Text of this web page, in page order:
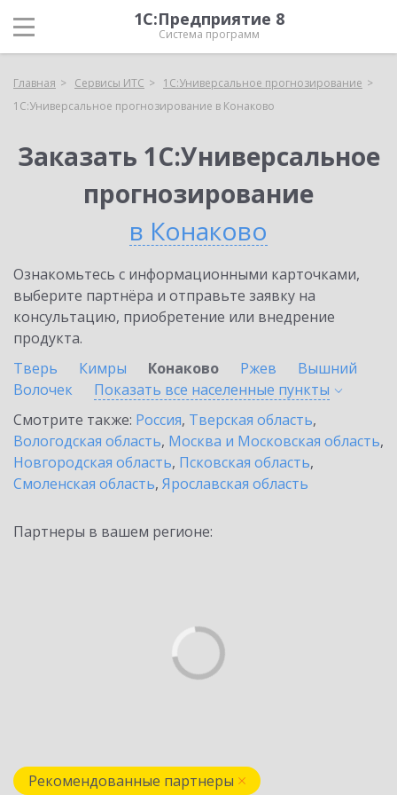
1С:Предприятие 8
Система программ
Главная Сервисы ИТС
1С:Универсальное прогнозирование
1С:Универсальное прогнозирование в Конаково
Заказать 1С:Универсальное
прогнозирование
в Конаково
Ознакомьтесь с информационными карточками,
выберите партнёра и отправьте заявку на
консультацию, приобретение или внедрение
продукта.
Тверь
Кимры Конаково Ржев
Вышний
Волочек
Показать все населенные пункты
Смотрите также: Россия, Тверская область,
Вологодская область, Москва и Московская область,
Новгородская область, Псковская область,
Смоленская область, Ярославская область
Партнеры в вашем регионе:
Рекомендованные партнеры